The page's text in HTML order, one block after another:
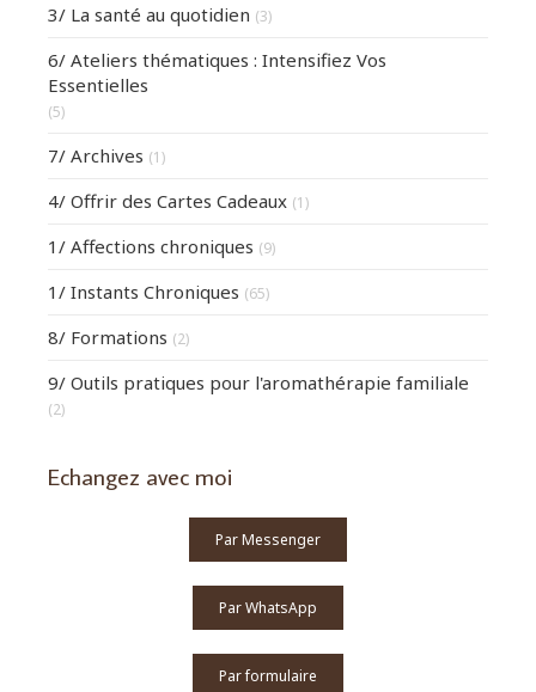
3/ La santé au quotidien (3)
6/ Ateliers thématiques : Intensifiez Vos
Essentielles
(5)
7/ Archives (1)
4/ Offrir des Cartes Cadeaux (1)
1/ Affections chroniques (9)
1/ Instants Chroniques (65)
8/ Formations (2)
9/ Outils pratiques pour l'aromathérapie familiale
(2)
Echangez avec moi
Par Messenger
Par WhatsApp
Par formulaire